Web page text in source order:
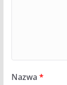
Nazwa *